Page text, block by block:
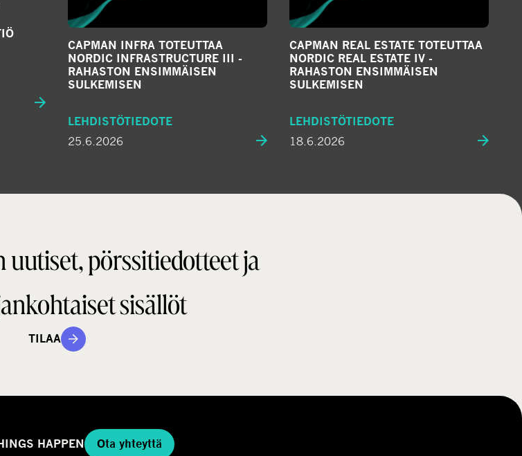
CAPMAN INFRA TOTEUTTAA
NORDIC INFRASTRUCTURE III -
RAHASTON ENSIMMÄISEN
SULKEMISEN
LEHDISTÖTIEDOTE
25.6.2026
CAPMAN REAL ESTATE TOTEUTTAA
NORDIC REAL ESTATE IV -
RAHASTON ENSIMMÄISEN
SULKEMISEN
LEHDISTÖTIEDOTE
18.6.2026
uutiset, pörssitiedotteet ja
sisällöt
TILAA
HAPPEN Ota yhteyttä